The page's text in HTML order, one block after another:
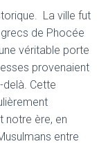
La ville fut
de Phocée
véritable porte
provenaient
Cette
notre ère, en
entre